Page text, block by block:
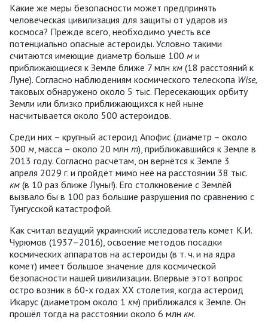
Какие же меры безопасности может предпринять
человеческая цивилизация для защиты от ударов из
космоса? Прежде всего, необходимо учесть все
потенциально опасные астероиды. Условно такими
считаются имеющие диаметр больше 100 м и
приближающиеся к Земле ближе 7 млн км (18 расстояний к
Луне). Согласно наблюдениям космического телескопа Wise,
таковых обнаружено около 5 тыс. Пересекающих орбиту
Земли или близко приближающихся к ней ныне
насчитывается около 500 астероидов.
Среди них – крупный астероид Апофис (диаметр – около
300 м , масса – около 20 млн т), приближавшийся к Земле в
2013 году. Согласно расчётам, он вернётся к Земле 3
апреля 2029 г. и пройдёт мимо неё на расстоянии 38 тыс.
км (в 10 раз ближе Луны!). Его столкновение с Землёй
вызвало бы в 100 раз большие разрушения по сравнению с
Тунгусской катастрофой.
Как считал ведущий украинский исследователь комет К.И.
Чурюмов (1937–2016), освоение методов посадки
космических аппаратов на астероиды (в т. ч. и на ядра
комет) имеет большое значение для космической
безопасности нашей цивилизации. Впервые этот вопрос
остро возник в 60-х годах ХХ столетия, когда астероид
Икарус (диаметром около 1 км) приближался к Земле. Он
прошёл тогда на расстоянии около 6 млн км.